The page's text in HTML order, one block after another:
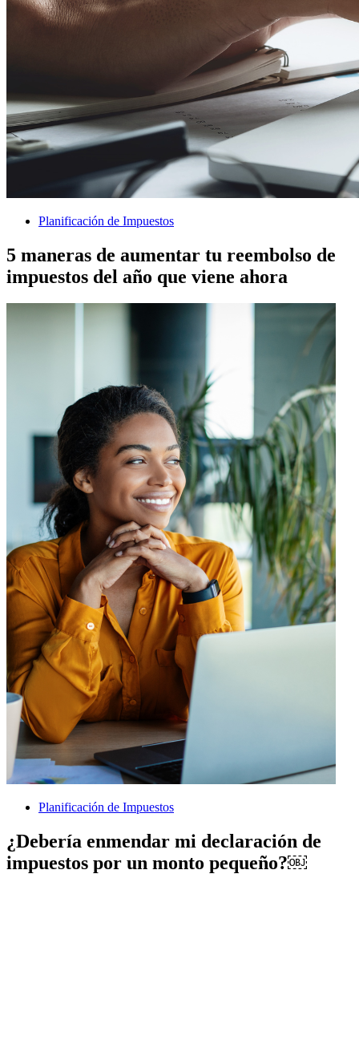
Planificación de Impuestos
5 maneras de aumentar tu reembolso de
impuestos del año que viene ahora
Planificación de Impuestos
¿Debería enmendar mi declaración de
impuestos por un monto pequeño?￼